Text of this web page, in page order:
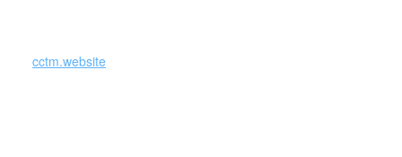
cctm.website